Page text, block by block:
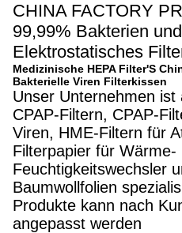
CHINA FACTORY
99,99% Bakterien
Elektrostatisches
Medizinische HEPA Filter'S
Bakterielle Viren Filterkissen
Unser Unternehmen
CPAP-Filtern, CPAP-
Viren, HME-Filtern für
Filterpapier für Wärme-
Feuchtigkeitswechsler
Baumwollfolien
Produkte kann nach
angepasst werden